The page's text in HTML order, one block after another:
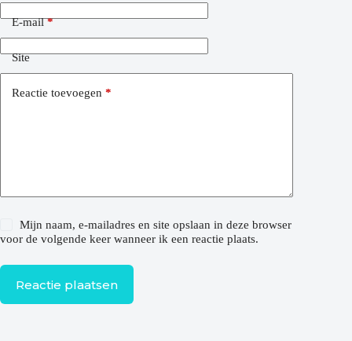
E-mail*
Site
Reactie toevoegen *
Mijn naam, e-mailadres en site opslaan in deze browser
voor de volgende keer wanneer ik een reactie plaats.
Reactie plaatsen